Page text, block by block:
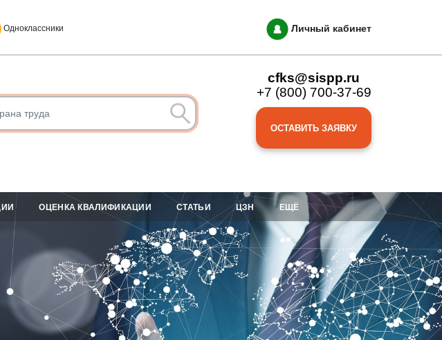
Одноклассники Личный кабинет
cfks@sispp.ru
+7 (800) 700-37-69
ОСТАВИТЬ ЗАЯВКУ
ОЦЕНКА КВАЛИФИКАЦИИ СТАТЬИ ЦЗН ЕЩЁ